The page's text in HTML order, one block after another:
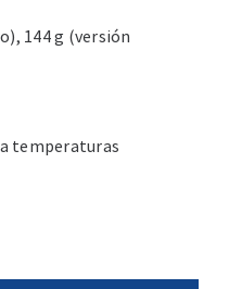
144 g (versión
temperaturas